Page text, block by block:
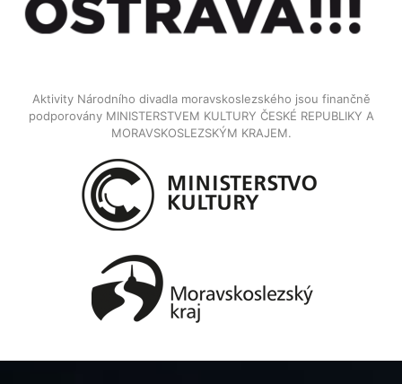
Aktivity Národního divadla moravskoslezského jsou finančně
podporovány MINISTERSTVEM KULTURY ČESKÉ REPUBLIKY A
MORAVSKOSLEZSKÝM KRAJEM.